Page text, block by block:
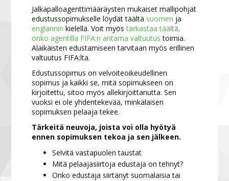
Jalkapalloagenttimääräysten mukaiset mallipohjat
edustussopimukselle löydät täältä suomen ja
englanninkielellä. Voit myöstarkastaa täältä,
onko agentilla FIFA:n antama valtuutus toimia.
Alaikäisten edustamiseen tarvitaan myös erillinen
valtuutus FIFA:lta.
Edustussopimus on velvoiteoikeudellinen
sopimus ja kaikki se, mitä sopimukseen on
kirjoitettu, sitoo myös allekirjoittanutta. Sen
vuoksi ei ole yhdentekevää, minkälaisen
sopimuksen pelaaja tekee.
Tärkeitä neuvoja, joista voi olla hyötyä
ennen sopimuksen tekoa ja sen jälkeen.
Selvitä vastapuolen taustat
Mitä pelaajasiirtoja edustaja on tehnyt?
Onko edustaja siirtänyt suomalaisia tai